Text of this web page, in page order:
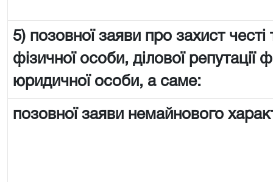
5) позовної заяви про захист честі
фізичної особи, ділової репутації
юридичної особи, а саме:
позовної заяви немайнового